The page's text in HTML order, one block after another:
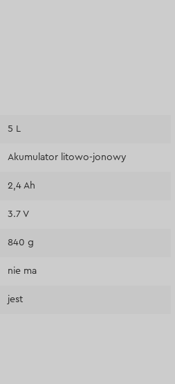
5 L
Akumulator litowo-jonowy
2,4 Ah
3.7 V
840 g
nie ma
jest